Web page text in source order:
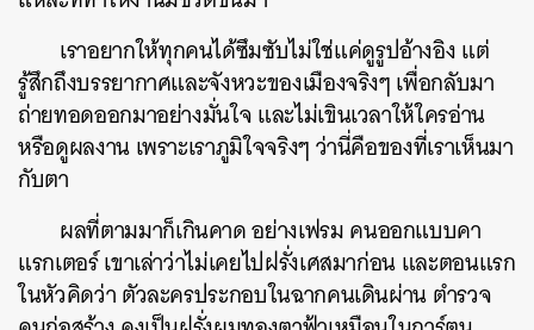
เราอยากให้ทุกคนได้ซึมซับไม่ใช่แค่ดูรูปอ้างอิง แต่
รู้สึกถึงบรรยากาศและจังหวะของเมืองจริงๆ เพื่อกลับมา
ถ่ายทอดออกมาอย่างมั่นใจ และไม่เขินเวลาให้ใครอ่าน
หรือดูผลงาน เพราะเราภูมิใจจริงๆ ว่านี่คือของที่เราเห็นมา
กับตา
ผลที่ตามมาก็เกินคาด อย่างเฟรม คนออกแบบคา
แรกเตอร์ เขาเล่าว่าไม่เคยไปฝรั่งเศสมาก่อน และตอนแรก
ในหัวคิดว่า ตัวละครประกอบในฉากคนเดินผ่าน ตำรวจ